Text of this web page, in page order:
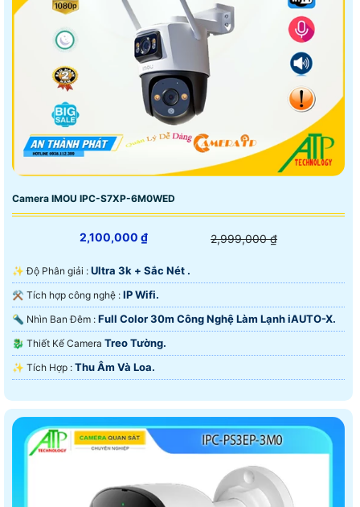
Camera IMOU IPC-S7XP-6M0WED
2,100,000 ₫ 2,999,000 ₫
✨ Độ Phân giải : Ultra 3k + Sắc Nét .
⚒ Tích hợp công nghệ : IP Wifi.
🔦 Nhìn Ban Đêm : Full Color 30m Công Nghệ Làm Lạnh iAUTO-X.
🐉️ Thiết Kế Camera Treo Tường.
️✨ Tích Hợp : Thu Âm Và Loa.